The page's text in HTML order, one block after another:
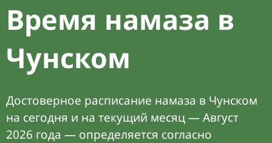
Время намаза в
Чунском
Достоверное расписание намаза в Чунском
на сегодня и на текущий месяц — Август
2026 года — определяется согласно